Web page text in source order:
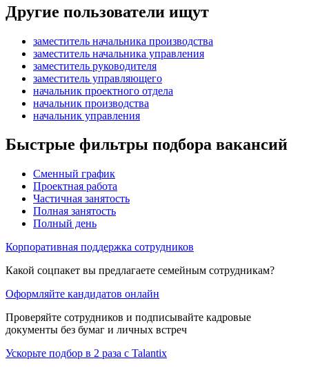
Другие пользователи ищут
заместитель начальника производства
заместитель начальника управления
заместитель руководителя
заместитель управляющего
начальник проектного отдела
начальник производства
начальник управления
Быстрые фильтры подбора вакансий
Сменный график
Проектная работа
Частичная занятость
Полная занятость
Полный день
Корпоративная поддержка сотрудников
Какой соцпакет вы предлагаете семейным сотрудникам?
Оформляйте кандидатов онлайн
Проверяйте сотрудников и подписывайте кадровые
документы без бумаг и личных встреч
Ускорьте подбор в 2 раза с Talantix